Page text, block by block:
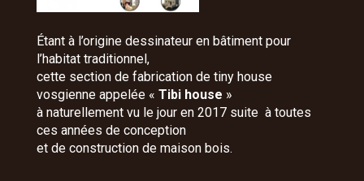
Étant à l’origine dessinateur en bâtiment pour
l’habitat traditionnel,
cette section de fabrication de tiny house
vosgienne appelée « Tibi house »
à naturellement vu le jour en 2017 suite à toutes
ces années de conception
et de construction de maison bois.